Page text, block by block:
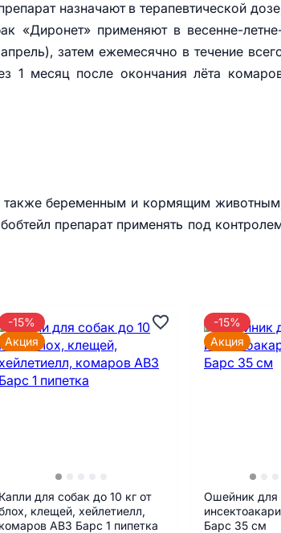
назначают в терапевтической
«Диронет» применяют в весенне-
затем ежемесячно в течение
1 месяц после окончания лёта
также беременным и кормящим
препарат применять под
Капли для собак до 10 кг от
клещей, хейлетиелл,
комаров АВЗ Барс 1 пипетка
-15%
Акция
Ошейник для
Барс 35 см
-15%
Акция